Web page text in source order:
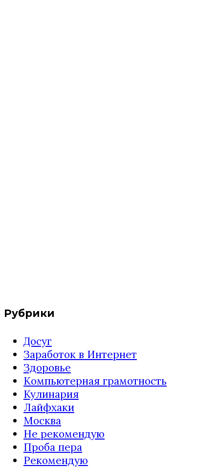
Рубрики
Досуг
Заработок в Интернет
Здоровье
Компьютерная грамотность
Кулинария
Лайфхаки
Москва
Не рекомендую
Проба пера
Рекомендую